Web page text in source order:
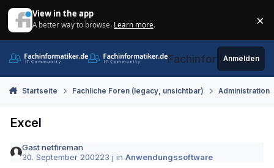
View in the app
A better way to browse. Learn more. ×
Fachinformatiker.de
Anmelden
Startseite Fachliche Foren (legacy, unsichtbar) Administration
Excel
Gast netfireman
30. September 200223 j inAnwendungssoftware